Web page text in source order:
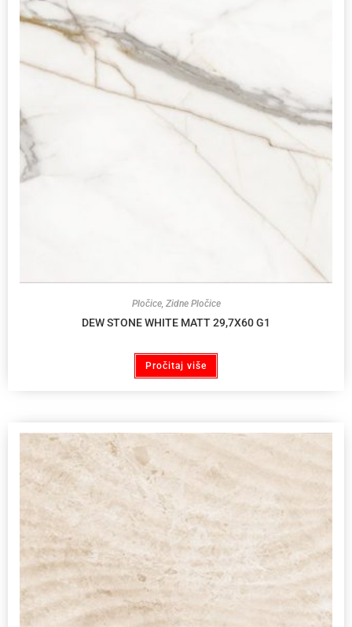
Pločice, Zidne Pločice
DEW STONE WHITE MATT 29,7X60 G1
Pročitaj više